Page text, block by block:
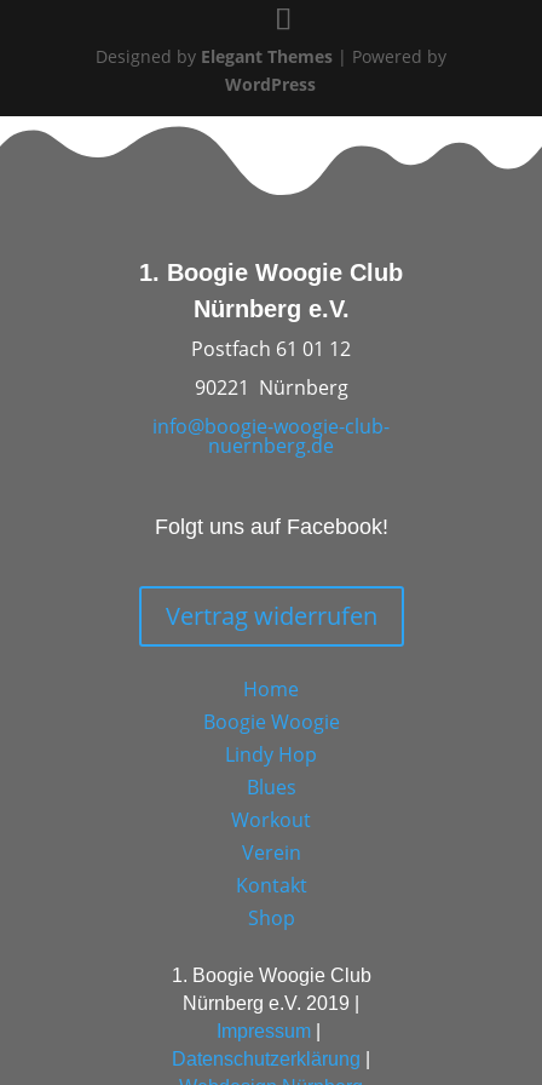
Designed by Elegant Themes| Powered by
WordPress
1. Boogie Woogie Club
Nürnberg e.V.
Postfach 61 01 12
90221 Nürnberg
info@boogie-woogie-club-
nuernberg.de
Folgt uns auf Facebook!
Vertrag widerrufen
Home
Boogie Woogie
Lindy Hop
Blues
Workout
Verein
Kontakt
Shop
1. Boogie Woogie Club
Nürnberg e.V. 2019 |
Impressum
Datenschutzerklärung